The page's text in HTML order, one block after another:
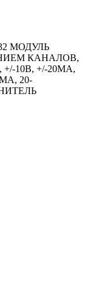
МОДУЛЬ
КАНАЛОВ,
10В, +/-20MA,
20-